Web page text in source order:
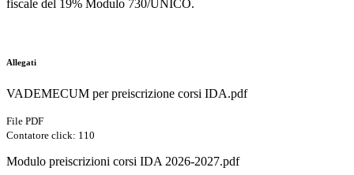
fiscale del 19% Modulo 730/UNICO.
Allegati
VADEMECUM per preiscrizione corsi IDA.pdf
File PDF
Contatore click: 110
Modulo preiscrizioni corsi IDA 2026-2027.pdf